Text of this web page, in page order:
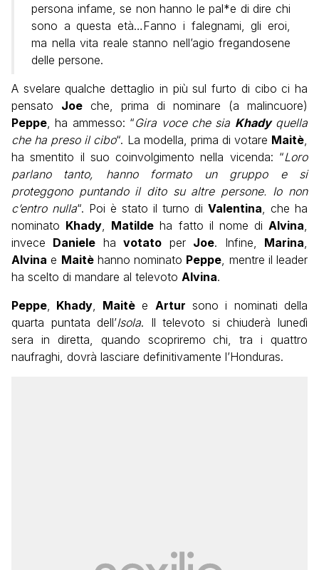
persona infame, se non hanno le pal*e di dire chi
sono a questa età…Fanno i falegnami, gli eroi,
ma nella vita reale stanno nell’agio fregandosene
delle persone.
A svelare qualche dettaglio in più sul furto di cibo ci ha
pensato Joe che, prima di nominare (a malincuore)
Peppe , ha ammesso: “Gira voce che sia Khadyquella
che ha preso il cibo“. La modella, prima di votare Maitè
ha smentito il suo coinvolgimento nella vicenda: “Loro
parlano tanto, hanno formato un gruppo e si
proteggono puntando il dito su altre persone. Io non
c’entro nulla“. Poi è stato il turno di Valentina , che ha
nominato Khady Matilde ha fatto il nome di Alvina
invece Daniele havotato per Joe. Infine, Marina
Alvina e Maitèhanno nominato Peppe , mentre il leader
ha scelto di mandare al televoto Alvina.
Peppe
Khady Maitèe Artur sono i nominati della
quarta puntata dell’Isola. Il televoto si chiuderà lunedì
sera in diretta, quando scopriremo chi, tra i quattro
naufraghi, dovrà lasciare definitivamente l’Honduras.